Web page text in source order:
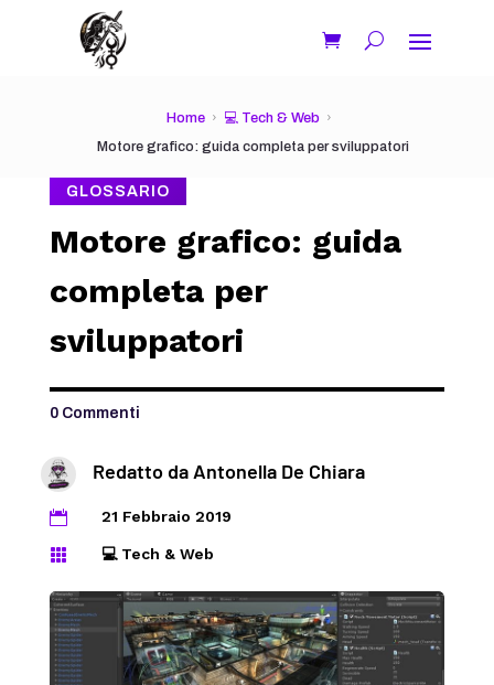
Home
💻 Tech & Web
Motore grafico: guida completa per sviluppatori
GLOSSARIO
Motore grafico: guida
completa per
sviluppatori
0 Commenti
Redatto da Antonella De Chiara
 21 Febbraio 2019
 💻 Tech & Web